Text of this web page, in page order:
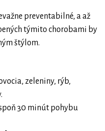
preventabilné, a až
týmito chorobami by
štýlom.
zeleniny, rýb,
30 minút pohybu